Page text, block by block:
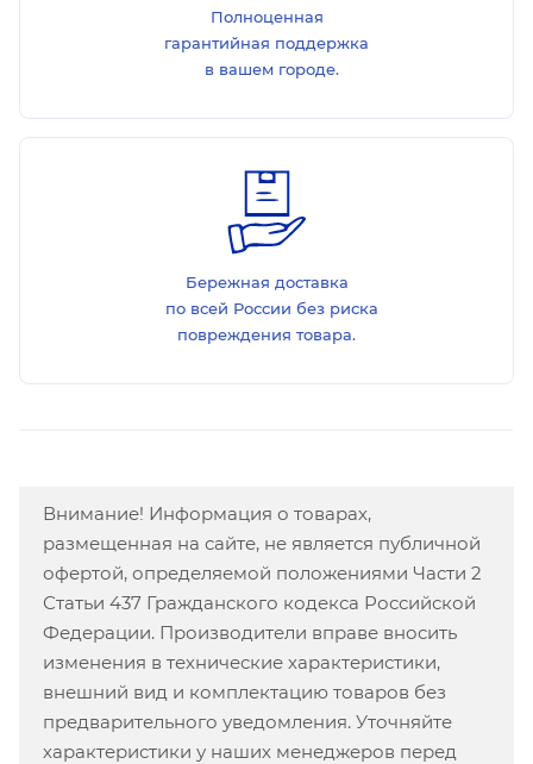
Полноценная
гарантийная поддержка
в вашем городе.
Бережная доставка
по всей России без риска
повреждения товара.
Внимание! Информация о товарах,
размещенная на сайте, не является публичной
офертой, определяемой положениями Части 2
Статьи 437 Гражданского кодекса Российской
Федерации. Производители вправе вносить
изменения в технические характеристики,
внешний вид и комплектацию товаров без
предварительного уведомления. Уточняйте
характеристики у наших менеджеров перед